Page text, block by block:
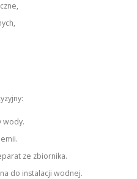
wody.
ze zbiornika.
do instalacji wodnej.